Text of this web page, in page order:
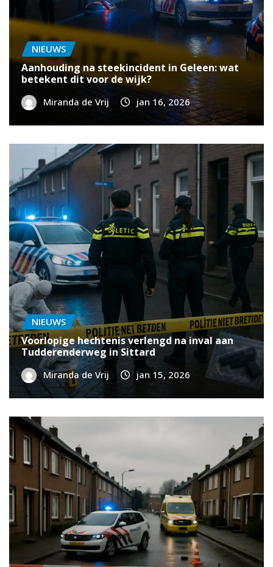
NIEUWS
Aanhouding na steekincident in Geleen: wat
betekent dit voor de wijk?
Miranda de Vrij jan 16, 2026
NIEUWS
Voorlopige hechtenis verlengd na inval aan
Tudderenderweg in Sittard
Miranda de Vrij jan 15, 2026